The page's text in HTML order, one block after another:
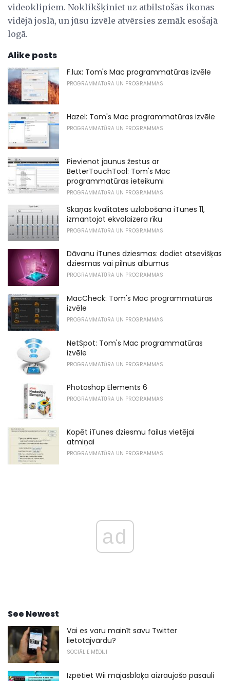
videoklipiem. Noklikšķiniet uz atbilstošās ikonas
vidējā joslā, un jūsu izvēle atvērsies zemāk esošajā
logā.
Alike posts
F.lux: Tom's Mac programmatūras izvēle
PROGRAMMATŪRA UN PROGRAMMAS
Hazel: Tom's Mac programmatūras izvēle
PROGRAMMATŪRA UN PROGRAMMAS
Pievienot jaunus žestus ar
BetterTouchTool: Tom's Mac
programmatūras ieteikumi
PROGRAMMATŪRA UN PROGRAMMAS
Skaņas kvalitātes uzlabošana iTunes 11,
izmantojot ekvalaizera rīku
PROGRAMMATŪRA UN PROGRAMMAS
Dāvanu iTunes dziesmas: dodiet atsevišķas
dziesmas vai pilnus albumus
PROGRAMMATŪRA UN PROGRAMMAS
MacCheck: Tom's Mac programmatūras
izvēle
PROGRAMMATŪRA UN PROGRAMMAS
NetSpot: Tom's Mac programmatūras
izvēle
PROGRAMMATŪRA UN PROGRAMMAS
Photoshop Elements 6
PROGRAMMATŪRA UN PROGRAMMAS
Kopēt iTunes dziesmu failus vietējai
atmiņai
PROGRAMMATŪRA UN PROGRAMMAS
ad
See Newest
Vai es varu mainīt savu Twitter
lietotājvārdu?
SOCIĀLIE MĒDIJI
Izpētiet Wii mājasbloķa aizraujošo pasauli